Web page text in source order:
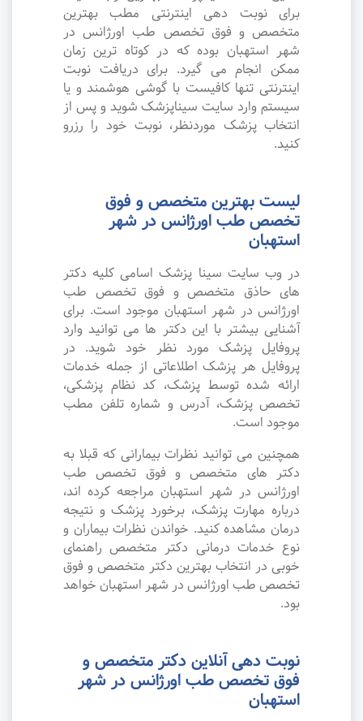
برای نوبت دهی اینترنتی مطب بهترین
متخصص و فوق تخصص طب اورژانس در
شهر استهبان بوده که در کوتاه ترین زمان
ممکن انجام می گیرد. برای دریافت نوبت
اینترنتی تنها کافیست با گوشی هوشمند و یا
سیستم وارد سایت سیناپزشک شوید و پس از
انتخاب پزشک موردنظر، نوبت خود را رزرو
کنید.
لیست بهترین متخصص و فوق
تخصص طب اورژانس در شهر
استهبان
در وب سایت سینا پزشک اسامی کلیه دکتر
های حاذق متخصص و فوق تخصص طب
اورژانس در شهر استهبان موجود است. برای
آشنایی بیشتر با این دکتر ها می توانید وارد
پروفایل پزشک مورد نظر خود شوید. در
پروفایل هر پزشک اطلاعاتی از جمله خدمات
ارائه شده توسط پزشک، کد نظام پزشکی،
تخصص پزشک، آدرس و شماره تلفن مطب
موجود است.
همچنین می توانید نظرات بیمارانی که قبلا به
دکتر های متخصص و فوق تخصص طب
اورژانس در شهر استهبان مراجعه کرده اند،
درباره مهارت پزشک، برخورد پزشک و نتیجه
درمان مشاهده کنید. خواندن نظرات بیماران و
نوع خدمات درمانی دکتر متخصص راهنمای
خوبی در انتخاب بهترین دکتر متخصص و فوق
تخصص طب اورژانس در شهر استهبان خواهد
بود.
نوبت دهی آنلاین دکتر متخصص و
فوق تخصص طب اورژانس در شهر
استهبان